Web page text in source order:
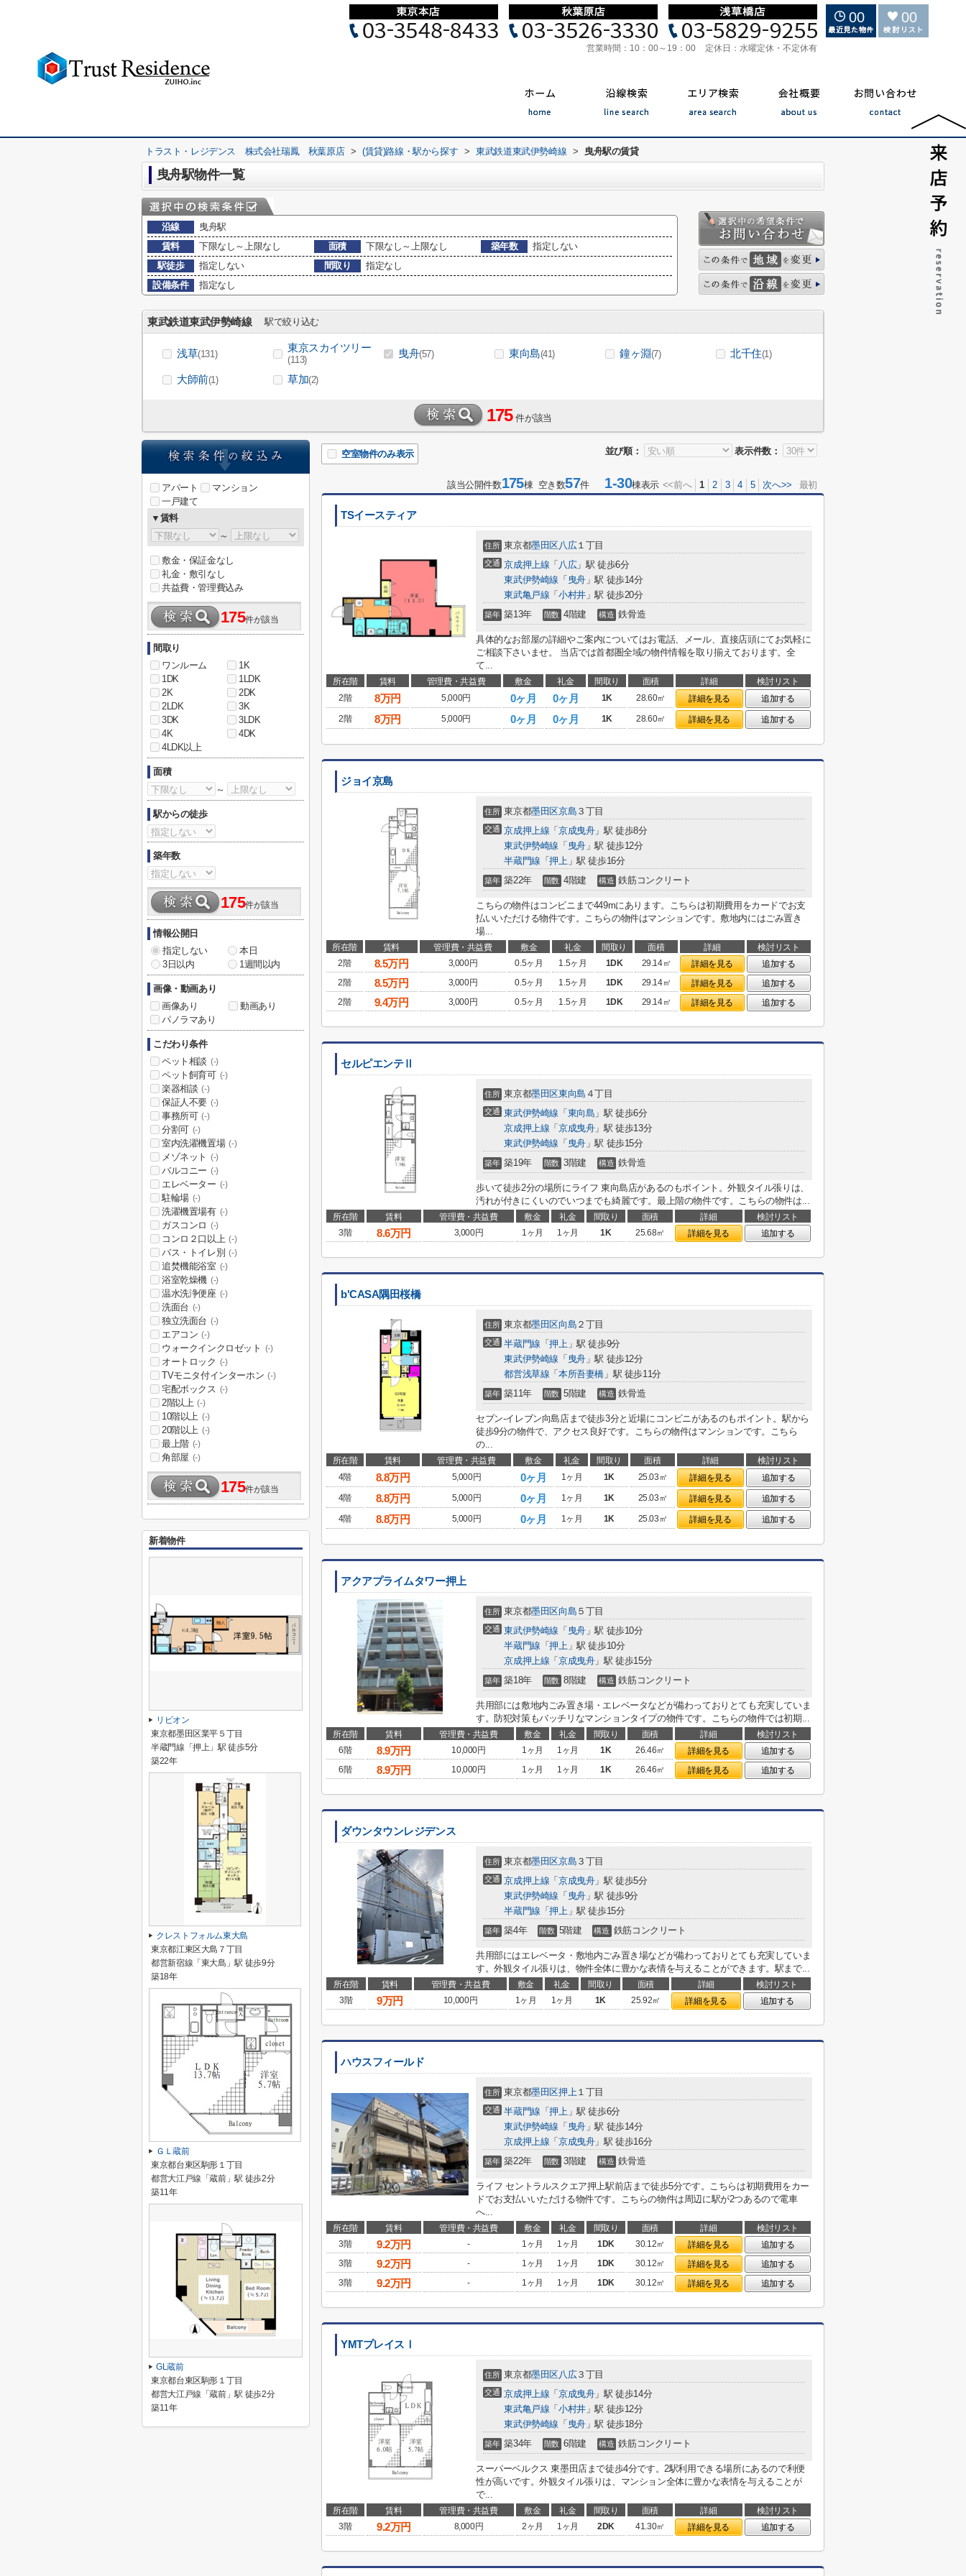
営業時間： 10：00～19：00 定休日： 水曜定休・不定休有
00 00
トラスト・レジデンス 株式会社瑞鳳 秋葉原店 > (賃貸)路線・駅から探す > 東武鉄道東武伊勢崎線 > 曳舟駅の賃貸
曳舟駅物件一覧
沿線
曳舟駅
賃料
下限なし～上限なし 面積 下限なし～上限なし 築年数
指定しない
駅徒歩
指定しない 間取り
指定なし
設備条件
指定なし
東武鉄道東武伊勢崎線 駅で絞り込む
浅草(131)
東京スカイツリー
(113)
曳舟(57) 東向島(41) 鐘ヶ淵(7) 北千住(1)
大師前(1) 草加(2)
175 件が該当
並び順： 表示件数：
空室物件のみ表示
該当公開件数175棟 空き数57件1-30棟表示 <<前へ 1 2 3 4 5 次へ>> 最初
TSイースティア
住所 東京都墨田区八広１丁目
交通 京成押上線 「 八広」駅 徒歩6分
東武伊勢崎線 「 曳舟」駅 徒歩14分
東武亀戸線 「 小村井」駅 徒歩20分
築年 築13年 階数 4階建 構造 鉄骨造
具体的なお部屋の詳細やご案内についてはお電話、メール、直接店頭にてお気軽に
ご相談下さいませ。 当店では首都圏全域の物件情報を取り揃えております。全
て...
所在階 賃料 管理費・共益費 敷金 礼金 間取り 面積 詳細
検討リスト
2階
8万円 5,000円 0ヶ月 0ヶ月 1K 28.60㎡ 詳細を見る
追加する
2階
8万円 5,000円 0ヶ月 0ヶ月 1K 28.60㎡ 詳細を見る 追加する
ジョイ京島
住所 東京都墨田区京島 ３丁目
交通 京成押上線 「 京成曳舟」駅 徒歩8分
東武伊勢崎線 「 曳舟」駅 徒歩12分
半蔵門線 「押上」駅 徒歩16分
築年 築22年 階数 4階建 構造 鉄筋コンクリート
こちらの物件はコンビニまで449mにあります。こちらは初期費用をカードでお支
払いいただける物件です。こちらの物件はマンションです。敷地内にはごみ置き
場...
所在階 賃料 管理費・共益費 敷金 礼金 間取り 面積 詳細
検討リスト
2階
8.5万円 3,000円 0.5ヶ月 1.5ヶ月 1DK 29.14㎡ 詳細を見る
追加する
2階
8.5万円 3,000円 0.5ヶ月 1.5ヶ月 1DK 29.14㎡ 詳細を見る
追加する
2階
9.4万円 3,000円 0.5ヶ月 1.5ヶ月 1DK 29.14㎡ 詳細を見る 追加する
セルピエンテⅡ
住所 東京都墨田区東向島 ４丁目
交通 東武伊勢崎線 「 東向島 」駅 徒歩6分
京成押上線 「 京成曳舟」駅 徒歩13分
東武伊勢崎線 「 曳舟」駅 徒歩15分
築年 築19年 階数 3階建 構造 鉄骨造
歩いて徒歩2分の場所にライフ 東向島店があるのもポイント。外観タイル張りは、
汚れが付きにくいのでいつまでも綺麗です。最上階の物件です。こちらの物件は...
所在階 賃料 管理費・共益費 敷金 礼金 間取り 面積 詳細
検討リスト
3階
8.6万円 3,000円 1ヶ月 1ヶ月 1K 25.68㎡ 詳細を見る 追加する
b'CASA隅田桜橋
住所 東京都墨田区向島 ２丁目
交通 半蔵門線 「押上」駅 徒歩9分
東武伊勢崎線 「 曳舟」駅 徒歩12分
都営浅草線 「 本所吾妻橋 」駅 徒歩11分
築年 築11年 階数 5階建 構造 鉄骨造
セブン-イレブン向島店まで徒歩3分と近場にコンビニがあるのもポイント。駅から
徒歩9分の物件で、アクセス良好です。こちらの物件はマンションです。こちら
の...
所在階 賃料 管理費・共益費 敷金 礼金 間取り 面積 詳細
検討リスト
4階
8.8万円 5,000円 0ヶ月 1ヶ月 1K 25.03㎡ 詳細を見る
追加する
4階
8.8万円 5,000円 0ヶ月 1ヶ月 1K 25.03㎡ 詳細を見る
追加する
4階
8.8万円 5,000円 0ヶ月 1ヶ月 1K 25.03㎡ 詳細を見る 追加する
アクアプライムタワー押上
住所 東京都墨田区向島 ５丁目
交通 東武伊勢崎線 「 曳舟」駅 徒歩10分
半蔵門線 「押上」駅 徒歩10分
京成押上線 「 京成曳舟」駅 徒歩15分
築年 築18年 階数 8階建 構造 鉄筋コンクリート
共用部には敷地内ごみ置き場・エレベータなどが備わっておりとても充実していま
す。防犯対策もバッチリなマンションタイプの物件です。こちらの物件では初期...
所在階 賃料 管理費・共益費 敷金 礼金 間取り 面積 詳細
検討リスト
6階
8.9万円 10,000円 1ヶ月 1ヶ月 1K 26.46㎡ 詳細を見る
追加する
6階
8.9万円 10,000円 1ヶ月 1ヶ月 1K 26.46㎡ 詳細を見る 追加する
ダウンタウンレジデンス
住所 東京都墨田区京島 ３丁目
交通 京成押上線 「 京成曳舟」駅 徒歩5分
東武伊勢崎線 「 曳舟」駅 徒歩9分
半蔵門線 「押上」駅 徒歩15分
築年 築4年 階数 5階建 構造 鉄筋コンクリート
共用部にはエレベータ・敷地内ごみ置き場などが備わっておりとても充実していま
す。外観タイル張りは、物件全体に豊かな表情を与えることができます。駅まで...
所在階 賃料 管理費・共益費 敷金 礼金 間取り 面積 詳細
検討リスト
3階
9万円 10,000円 1ヶ月 1ヶ月 1K 25.92㎡ 詳細を見る 追加する
ハウスフィールド
住所 東京都墨田区押上１丁目
交通 半蔵門線 「押上」駅 徒歩6分
東武伊勢崎線 「 曳舟」駅 徒歩14分
京成押上線 「 京成曳舟」駅 徒歩16分
築年 築22年 階数 3階建 構造 鉄骨造
ライフ セントラルスクエア押上駅前店まで徒歩5分です。こちらは初期費用をカー
ドでお支払いいただける物件です。こちらの物件は周辺に駅が2つあるので電車
へ...
所在階 賃料 管理費・共益費 敷金 礼金 間取り 面積 詳細
検討リスト
3階
9.2万円 - 1ヶ月 1ヶ月 1DK 30.12㎡ 詳細を見る
追加する
3階
9.2万円 - 1ヶ月 1ヶ月 1DK 30.12㎡ 詳細を見る
追加する
3階
9.2万円 - 1ヶ月 1ヶ月 1DK 30.12㎡ 詳細を見る 追加する
YMTプレイスⅠ
住所 東京都墨田区八広３丁目
交通 京成押上線 「 京成曳舟」駅 徒歩14分
東武亀戸線 「 小村井」駅 徒歩12分
東武伊勢崎線 「 曳舟」駅 徒歩18分
築年 築34年 階数 6階建 構造 鉄筋コンクリート
スーパーベルクス 東墨田店まで徒歩4分です。2駅利用できる場所にあるので利便
性が高いです。外観タイル張りは、マンション全体に豊かな表情を与えることが
で...
所在階 賃料 管理費・共益費 敷金 礼金 間取り 面積 詳細
検討リスト
3階
9.2万円 8,000円 2ヶ月 1ヶ月 2DK 41.30㎡ 詳細を見る 追加する
アパート
マンション
一戸建て
▼賃料
～
敷金・保証金なし
礼金・敷引なし
共益費・管理費込み
175件が該当
間取り
ワンルーム
1K
1DK
1LDK
2K
2DK
2LDK
3K
3DK
3LDK
4K
4DK
4LDK以上
面積
～
駅からの徒歩
築年数
175件が該当
情報公開日
指定しない
本日
3日以内
1週間以内
画像・動画あり
画像あり
動画あり
パノラマあり
こだわり条件
ペット相談 (-)
ペット飼育可 (-)
楽器相談 (-)
保証人不要 (-)
事務所可 (-)
分割可 (-)
室内洗濯機置場 (-)
メゾネット (-)
バルコニー (-)
エレベーター (-)
駐輪場 (-)
洗濯機置場有 (-)
ガスコンロ (-)
コンロ２口以上 (-)
バス・トイレ別 (-)
追焚機能浴室 (-)
浴室乾燥機 (-)
温水洗浄便座 (-)
洗面台 (-)
独立洗面台 (-)
エアコン (-)
ウォークインクロゼット (-)
オートロック (-)
TVモニタ付インターホン (-)
宅配ボックス (-)
2階以上 (-)
10階以上 (-)
20階以上 (-)
最上階 (-)
角部屋 (-)
175件が該当
新着物件
リビオン
東京都墨田区業平５丁目
半蔵門線「押上」駅 徒歩5分
築22年
クレストフォルム東大島
東京都江東区大島７丁目
都営新宿線「東大島」駅 徒歩9分
築18年
ＧＬ蔵前
東京都台東区駒形１丁目
都営大江戸線「蔵前」駅 徒歩2分
築11年
GL蔵前
東京都台東区駒形１丁目
都営大江戸線「蔵前」駅 徒歩2分
築11年